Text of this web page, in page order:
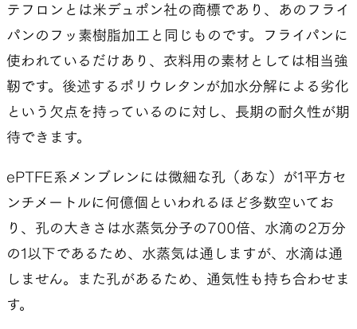
テフロンとは米デュポン社の商標であり、あのフライ
パンのフッ素樹脂加工と同じものです。フライパンに
使われているだけあり、衣料用の素材としては相当強
靭です。後述するポリウレタンが加水分解による劣化
という欠点を持っているのに対し、長期の耐久性が期
待できます。
ePTFE系メンブレンには微細な孔（あな）が1平方セ
ンチメートルに何億個といわれるほど多数空いてお
り、孔の大きさは水蒸気分子の700倍、水滴の2万分
の1以下であるため、水蒸気は通しますが、水滴は通
しません。また孔があるため、通気性も持ち合わせま
す。